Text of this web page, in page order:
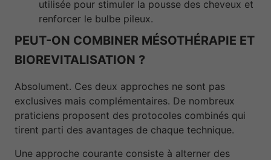
utilisée pour stimuler la pousse des cheveux et
renforcer le bulbe pileux.
PEUT-ON COMBINER MÉSOTHÉRAPIE ET
BIOREVITALISATION ?
Absolument. Ces deux approches ne sont pas
exclusives mais complémentaires. De nombreux
praticiens proposent des protocoles combinés qui
tirent parti des avantages de chaque technique.
Une approche courante consiste à alterner des